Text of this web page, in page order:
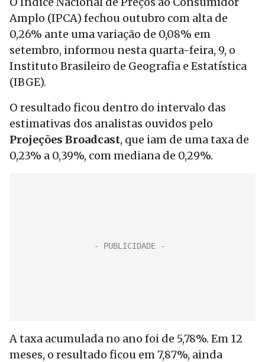
Amplo (IPCA) fechou outubro com alta de
0,26% ante uma variação de 0,08% em
setembro, informou nesta quarta-feira, 9, o
Instituto Brasileiro de Geografia e Estatística
(IBGE).
O resultado ficou dentro do intervalo das
estimativas dos analistas ouvidos pelo
Projeções Broadcast, que iam de uma taxa de
0,23% a 0,39%, com mediana de 0,29%.
A taxa acumulada no ano foi de 5,78%. Em 12
meses, o resultado ficou em 7,87%, ainda